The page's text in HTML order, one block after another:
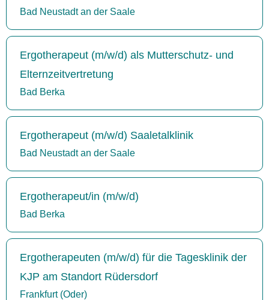
Bad Neustadt an der Saale
Ergotherapeut (m/w/d) als Mutterschutz- und
Elternzeitvertretung
Bad Berka
Ergotherapeut (m/w/d) Saaletalklinik
Bad Neustadt an der Saale
Ergotherapeut/in (m/w/d)
Bad Berka
Ergotherapeuten (m/w/d) für die Tagesklinik der
KJP am Standort Rüdersdorf
Frankfurt (Oder)